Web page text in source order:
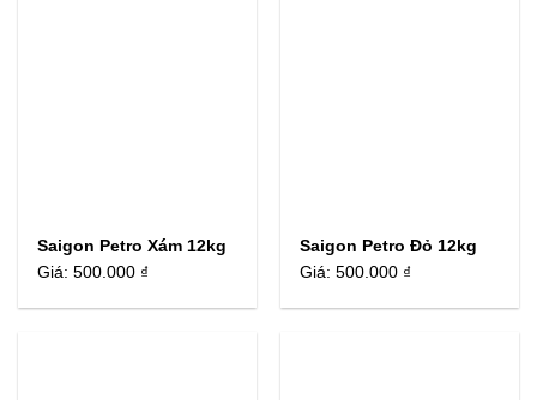
Saigon Petro Xám 12kg
Giá:500.000 ₫
Saigon Petro Đỏ 12kg
Giá:500.000 ₫